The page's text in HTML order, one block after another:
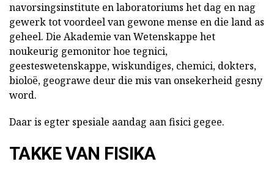
navorsingsinstitute en laboratoriums het dag en nag
gewerk tot voordeel van gewone mense en die land as
geheel. Die Akademie van Wetenskappe het
noukeurig gemonitor hoe tegnici,
geesteswetenskappe, wiskundiges, chemici, dokters,
bioloë, geograwe deur die mis van onsekerheid gesny
word.
Daar is egter spesiale aandag aan fisici gegee.
TAKKE VAN FISIKA